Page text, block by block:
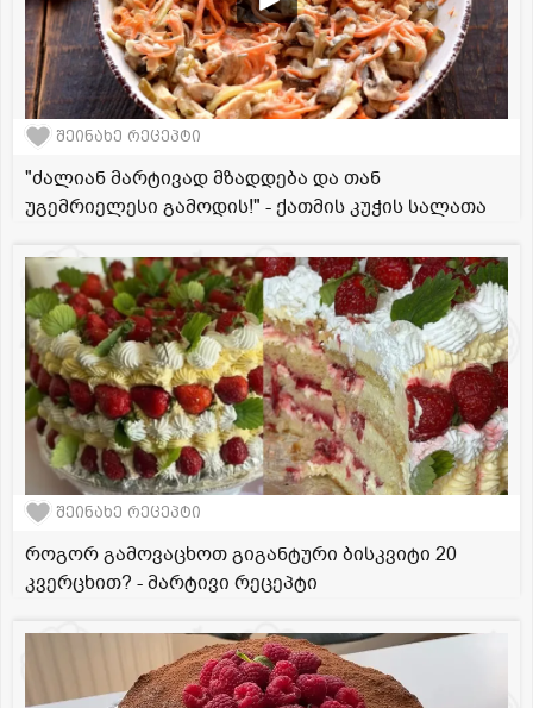
შეინახე რეცეპტი
"ძალიან მარტივად მზადდება და თან
უგემრიელესი გამოდის!" - ქათმის კუჭის სალათა
შეინახე რეცეპტი
როგორ გამოვაცხოთ გიგანტური ბისკვიტი 20
კვერცხით? - მარტივი რეცეპტი